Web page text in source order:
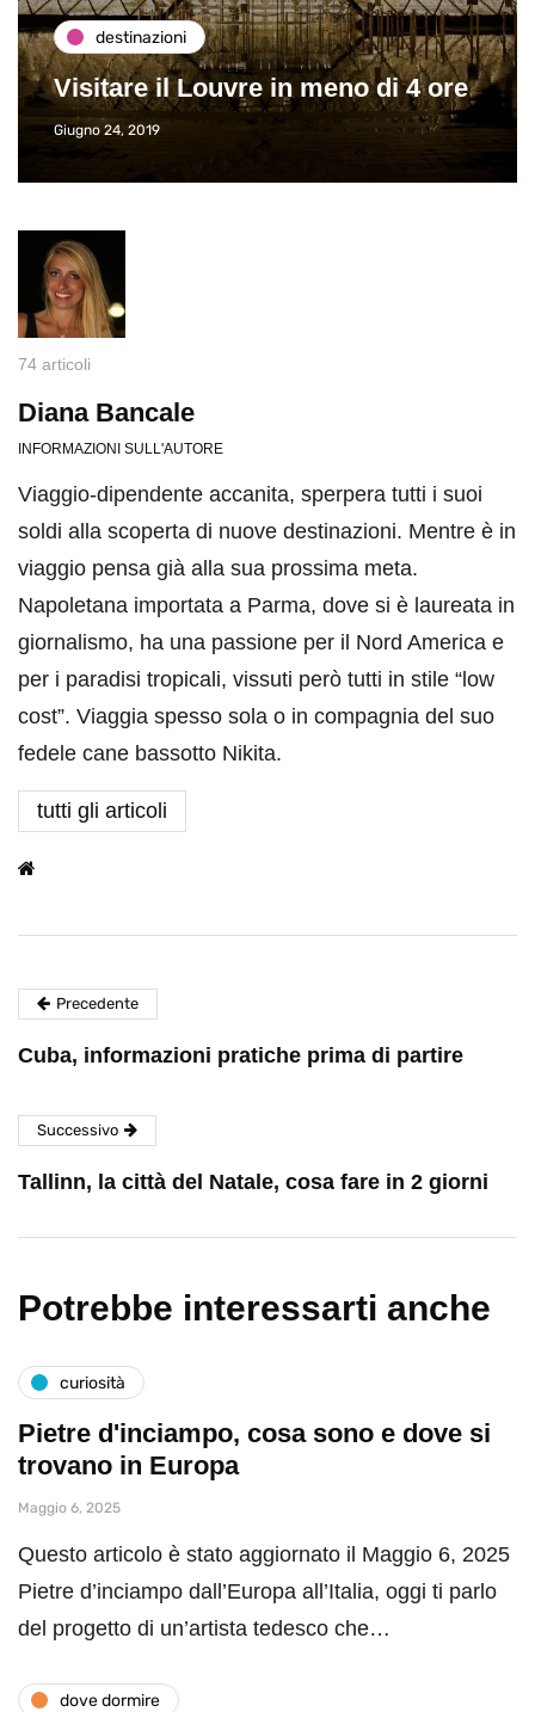
destinazioni
Visitare il Louvre in meno di 4 ore
Giugno 24, 2019
74 articoli
Diana Bancale
INFORMAZIONI SULL'AUTORE
Viaggio-dipendente accanita, sperpera tutti i suoi
soldi alla scoperta di nuove destinazioni. Mentre è in
viaggio pensa già alla sua prossima meta.
Napoletana importata a Parma, dove si è laureata in
giornalismo, ha una passione per il Nord America e
per i paradisi tropicali, vissuti però tutti in stile “low
cost”. Viaggia spesso sola o in compagnia del suo
fedele cane bassotto Nikita.
tutti gli articoli
Precedente
Cuba, informazioni pratiche prima di partire
Successivo
Tallinn, la città del Natale, cosa fare in 2 giorni
Potrebbe interessarti anche
curiosità
Pietre d'inciampo, cosa sono e dove si
trovano in Europa
Maggio 6, 2025
Questo articolo è stato aggiornato il Maggio 6, 2025
Pietre d’inciampo dall’Europa all’Italia, oggi ti parlo
del progetto di un’artista tedesco che…
dove dormire